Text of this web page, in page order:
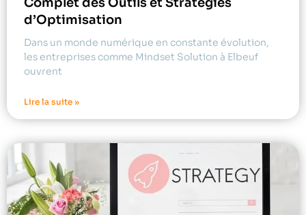
d’Optimisation
Dans un monde numérique en constante évolution,
les entreprises comme Mindset Solution à Elbeuf
ouvrent
Lire la suite »